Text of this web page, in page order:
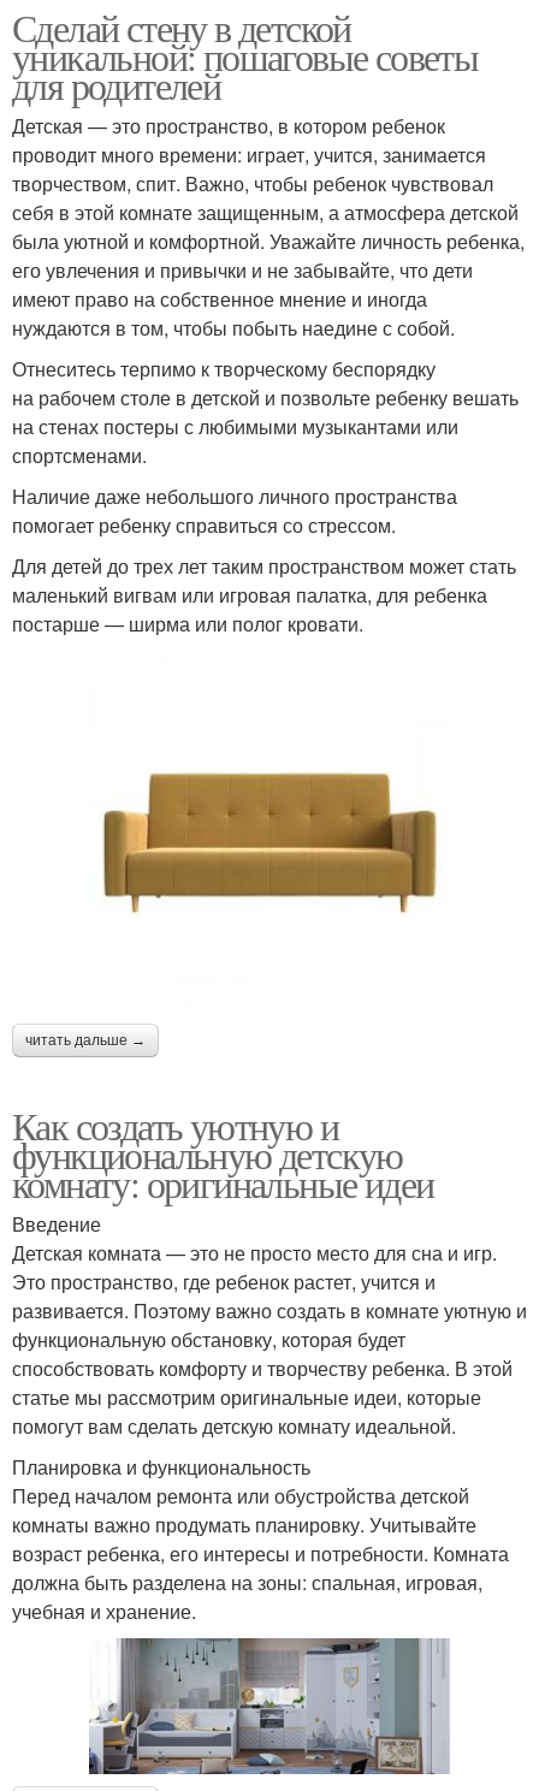
Сделай стену в детской
уникальной: пошаговые советы
для родителей
Детская — это пространство, в котором ребенок
проводит много времени: играет, учится, занимается
творчеством, спит. Важно, чтобы ребенок чувствовал
себя в этой комнате защищенным, а атмосфера детской
была уютной и комфортной. Уважайте личность ребенка,
его увлечения и привычки и не забывайте, что дети
имеют право на собственное мнение и иногда
нуждаются в том, чтобы побыть наедине с собой.
Отнеситесь терпимо к творческому беспорядку
на рабочем столе в детской и позвольте ребенку вешать
на стенах постеры с любимыми музыкантами или
спортсменами.
Наличие даже небольшого личного пространства
помогает ребенку справиться со стрессом.
Для детей до трех лет таким пространством может стать
маленький вигвам или игровая палатка, для ребенка
постарше — ширма или полог кровати.
читать дальше →
Как создать уютную и
функциональную детскую
комнату: оригинальные идеи
Введение
Детская комната — это не просто место для сна и игр.
Это пространство, где ребенок растет, учится и
развивается. Поэтому важно создать в комнате уютную и
функциональную обстановку, которая будет
способствовать комфорту и творчеству ребенка. В этой
статье мы рассмотрим оригинальные идеи, которые
помогут вам сделать детскую комнату идеальной.
Планировка и функциональность
Перед началом ремонта или обустройства детской
комнаты важно продумать планировку. Учитывайте
возраст ребенка, его интересы и потребности. Комната
должна быть разделена на зоны: спальная, игровая,
учебная и хранение.